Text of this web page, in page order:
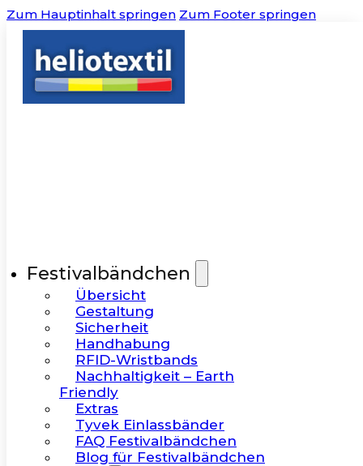
Zum Hauptinhalt springen Zum Footer springen
Festivalbändchen
Übersicht
Gestaltung
Sicherheit
Handhabung
RFID-Wristbands
Nachhaltigkeit – Earth
Friendly
Extras
Tyvek Einlassbänder
FAQ Festivalbändchen
Blog für Festivalbändchen